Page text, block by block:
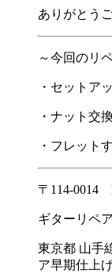
ありがとう
～今回のリ
・セットア
・ナット交
・フレット
〒114-0014
ギターリペ
東京都 山手
ア早期仕上